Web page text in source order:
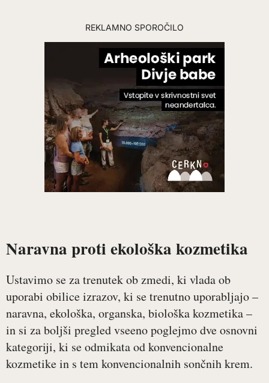
REKLAMNO SPOROČILO
Naravna proti ekološka kozmetika
Ustavimo se za trenutek ob zmedi, ki vlada ob
uporabi obilice izrazov, ki se trenutno uporabljajo –
naravna, ekološka, organska, biološka kozmetika –
in si za boljši pregled vseeno poglejmo dve osnovni
kategoriji, ki se odmikata od konvencionalne
kozmetike in s tem konvencionalnih sončnih krem.